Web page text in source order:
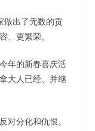
做出了无数的贡
、更繁荣。
年的新春喜庆活
大人已经、并继
对分化和仇恨。